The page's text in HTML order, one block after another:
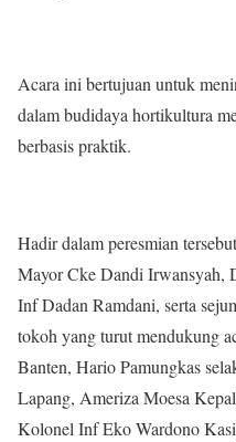
Acara ini bertujuan untuk
dalam budidaya hortikultura
berbasis praktik.
Hadir dalam peresmian
Mayor Cke Dandi Irwansyah,
Inf Dadan Ramdani, serta
tokoh yang turut mendukung
Banten, Hario Pamungkas
Lapang, Ameriza Moesa
Kolonel Inf Eko Wardono